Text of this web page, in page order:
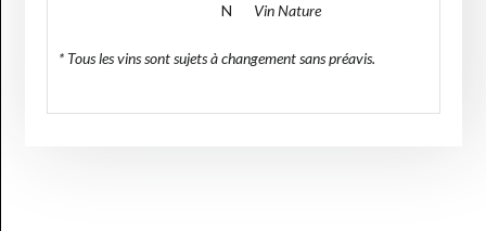
N
Vin Nature
* Tous les vins sont sujets à changement sans préavis.